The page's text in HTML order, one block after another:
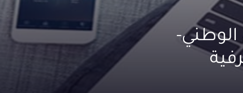
الوطني-